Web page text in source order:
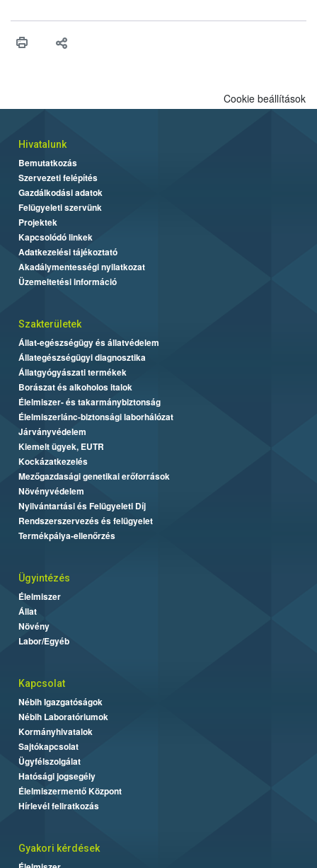
érésű szőlőkben is legyen lehetőség a károsító elleni további
felhasználók számára is elérhető és ökológiai termesztésben is
Cookie beállítások
Hivatalunk
Bemutatkozás
Szervezeti felépítés
Gazdálkodási adatok
Felügyeleti szervünk
Projektek
Kapcsolódó linkek
Adatkezelési tájékoztató
Akadálymentességi nyilatkozat
Üzemeltetési információ
Szakterületek
Állat-egészségügy és állatvédelem
Állategészségügyi diagnosztika
Állatgyógyászati termékek
Borászat és alkoholos italok
Élelmiszer- és takarmánybiztonság
Élelmiszerlánc-biztonsági laborhálózat
Járványvédelem
Kiemelt ügyek, EUTR
Kockázatkezelés
Mezőgazdasági genetikai erőforrások
Növényvédelem
Nyilvántartási és Felügyeleti Díj
Rendszerszervezés és felügyelet
Termékpálya-ellenőrzés
Ügyintézés
Élelmiszer
Állat
Növény
Labor/Egyéb
Kapcsolat
Nébih Igazgatóságok
Nébih Laboratóriumok
Kormányhivatalok
Sajtókapcsolat
Ügyfélszolgálat
Hatósági jogsegély
Élelmiszermentő Központ
Hírlevél feliratkozás
Gyakori kérdések